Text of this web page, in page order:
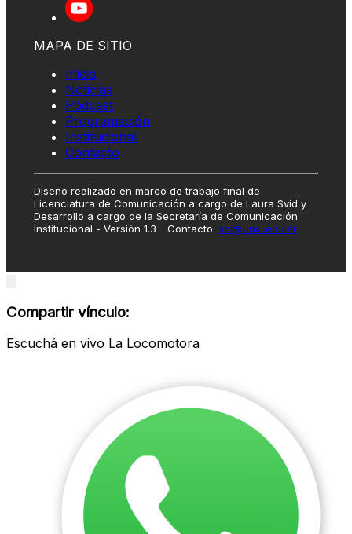
MAPA DE SITIO
Inicio
Noticias
Pódcast
Programación
Institucional
Contacto
Diseño realizado en marco de trabajo final de
Licenciatura de Comunicación a cargo de Laura Svid y
Desarrollo a cargo de la Secretaría de Comunicación
Institucional - Versión 1.3 - Contacto: sci@unsl.edu.ar
modal
Compartir vínculo:
Escuchá en vivo La Locomotora